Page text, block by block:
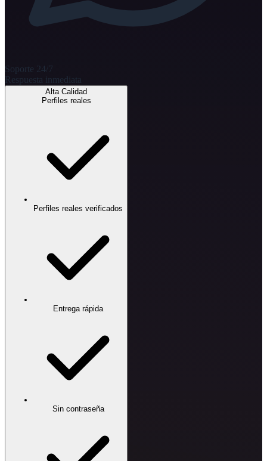
Soporte 24/7
Respuesta inmediata
Alta Calidad
Perfiles reales
Perfiles reales verificados
Entrega rápida
Sin contraseña